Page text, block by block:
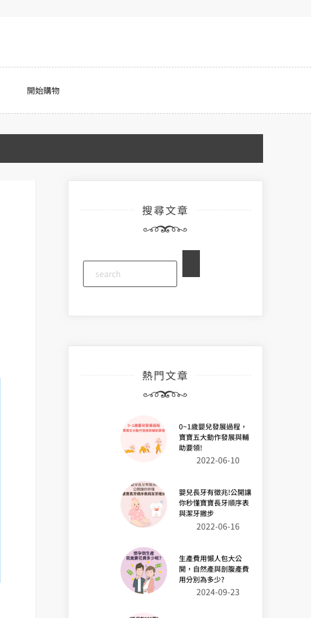
開始購物
搜尋文章
熱門文章
0~1歲嬰兒發展過程，
寶寶五大動作發展與輔
助要領!
2022-06-10
嬰兒長牙有徵兆!公開讓
你秒懂寶寶長牙順序表
與潔牙撇步
2022-06-16
生產費用懶人包大公
開，自然產與剖腹產費
用分別為多少?
2024-09-23